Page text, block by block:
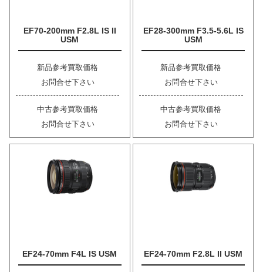
EF70-200mm F2.8L IS II
USM
新品参考買取価格
お問合せ下さい
中古参考買取価格
お問合せ下さい
EF28-300mm F3.5-5.6L IS
USM
新品参考買取価格
お問合せ下さい
中古参考買取価格
お問合せ下さい
EF24-70mm F4L IS USM EF24-70mm F2.8L II USM